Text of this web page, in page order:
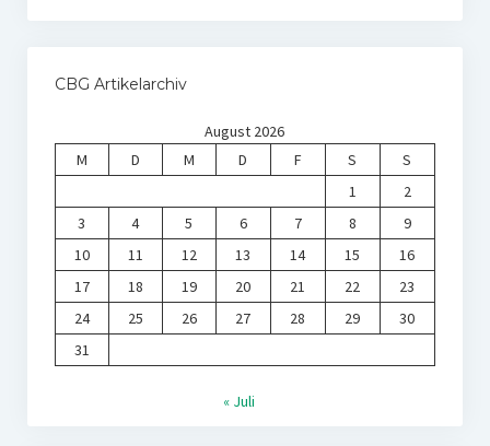
CBG Artikelarchiv
August 2026
M
D M D F S
S
1
2
3
4 5 6 7 8
9
10
11 12 13 14 15
16
17
18 19 20 21 22
23
24
25 26 27 28 29
30
31
« Juli